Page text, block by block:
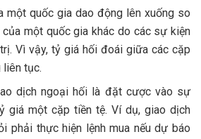
một quốc gia dao động lên xuống so
một quốc gia khác do các sự kiện
Vì vậy, tỷ giá hối đoái giữa các cặp
liên tục.
dịch ngoại hối là đặt cược vào sự
giá một cặp tiền tệ. Ví dụ, giao dịch
phải thực hiện lệnh mua nếu dự báo